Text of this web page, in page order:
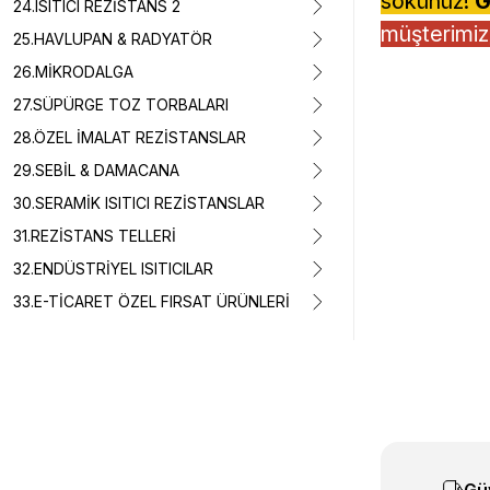
24.ISITICI REZİSTANS 2
25.HAVLUPAN & RADYATÖR
26.MİKRODALGA
27.SÜPÜRGE TOZ TORBALARI
28.ÖZEL İMALAT REZİSTANSLAR
29.SEBİL & DAMACANA
30.SERAMİK ISITICI REZİSTANSLAR
31.REZİSTANS TELLERİ
32.ENDÜSTRİYEL ISITICILAR
33.E-TİCARET ÖZEL FIRSAT ÜRÜNLERİ